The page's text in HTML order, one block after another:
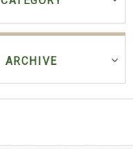
ARCHIVE